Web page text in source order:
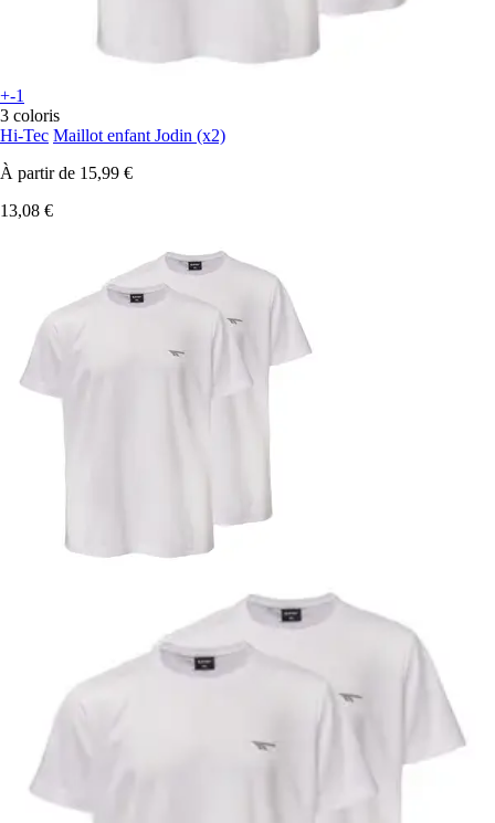
+-1
3 coloris
Hi-Tec Maillot enfant Jodin (x2)
À partir de 15,99 €
13,08 €